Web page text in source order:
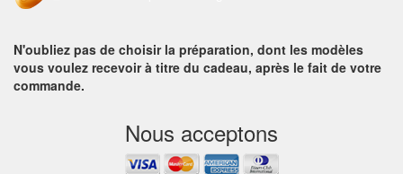
N'oubliez pas de choisir la préparation, dont les modèles
vous voulez recevoir à titre du cadeau, après le fait de votre
commande.
Nous acceptons